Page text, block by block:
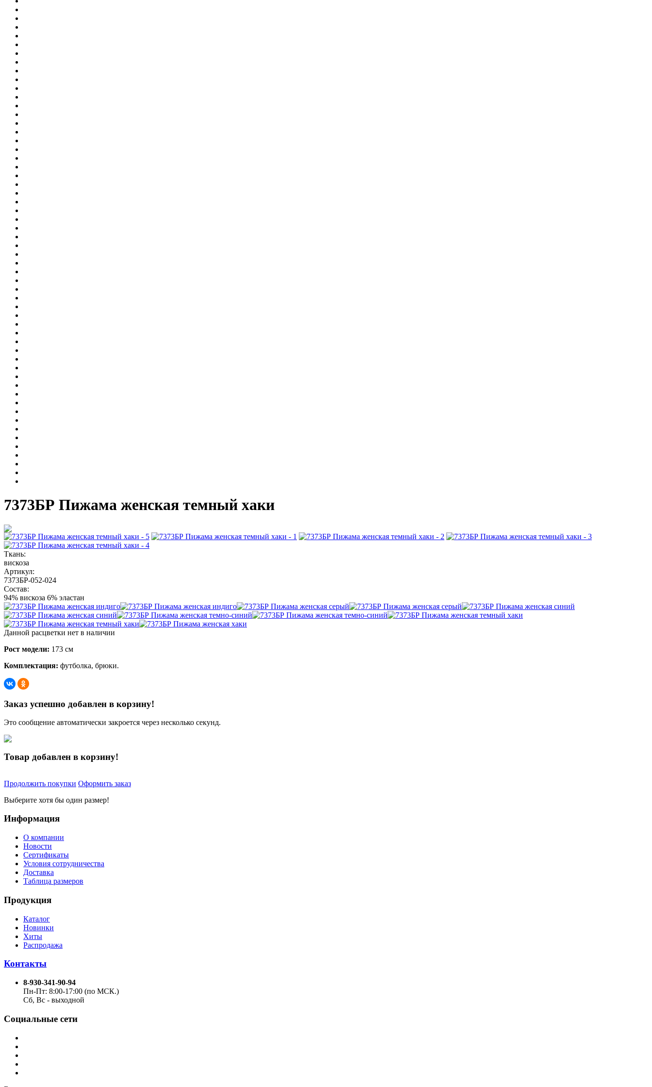
7373БР Пижама женская темный хаки
Ткань:
вискоза
Артикул:
7373БР-052-024
Состав:
94% вискоза 6% эластан
Данной расцветки нет в наличии
Рост модели: 173 см
Комплектация: футболка, брюки.
Заказ успешно добавлен в корзину!
Это сообщение автоматически закроется через несколько секунд.
Товар добавлен в корзину!
Продолжить покупки Оформить заказ
Выберите хотя бы один размер!
Информация
О компании
Новости
Сертификаты
Условия сотрудничества
Доставка
Таблица размеров
Продукция
Каталог
Новинки
Хиты
Распродажа
Контакты
8-930-341-90-94
Пн-Пт: 8:00-17:00 (по МСК.)
Сб, Вс - выходной
Социальные сети